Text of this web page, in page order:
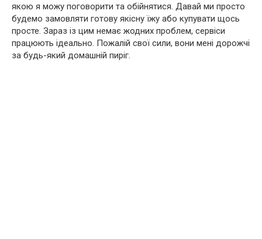
якою я можу поговорити та обійнятися. Давай ми просто
будемо замовляти готову якісну їжу або купувати щось
просте. Зараз із цим немає жодних проблем, сервіси
працюють ідеально. Пожалій свої сили, вони мені дорожчі
за будь-який домашній пиріг.